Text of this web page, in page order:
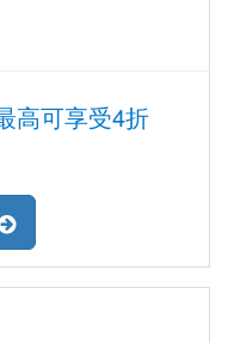
高可享受4折